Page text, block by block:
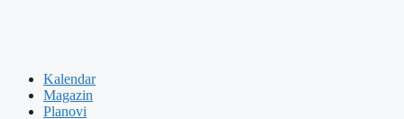
Kalendar
Magazin
Planovi